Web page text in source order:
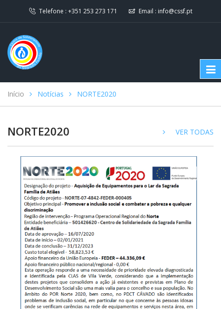
Telefone : +351 253 273 171 Email : info@cssf.pt
Início Notícias NORTE2020
NORTE2020 VER TODAS